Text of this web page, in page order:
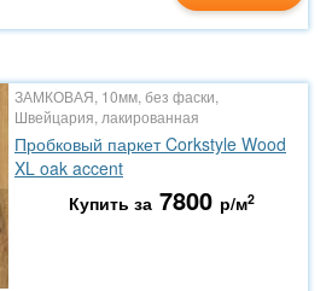
ЗАМКОВАЯ, 10мм, без фаски,
Швейцария, лакированная
Пробковый паркет Corkstyle Wood
XL oak accent
Купить за 7800 р/м2